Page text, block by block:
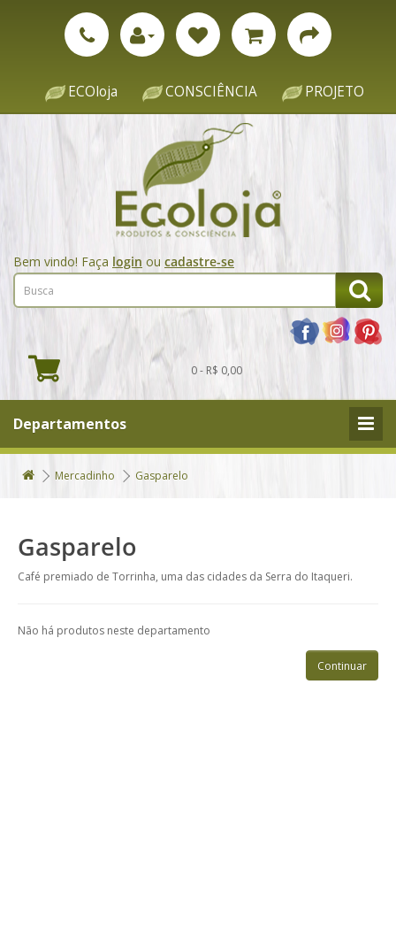
ECOloja CONSCIÊNCIA PROJETO
Bem vindo! Faça login ou cadastre-se
0 - R$ 0,00
Departamentos
Mercadinho Gasparelo
Gasparelo
Café premiado de Torrinha, uma das cidades da Serra do Itaqueri.
Não há produtos neste departamento
Continuar